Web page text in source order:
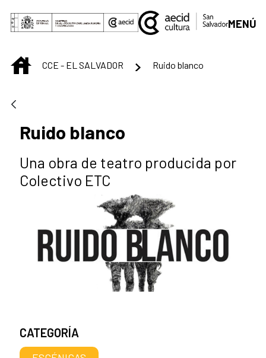
Saltar al contenido principal
MENÚ
INICIOCCE - EL SALVADOR Ruido blanco
Ruido blanco
Una obra de teatro producida por
Colectivo ETC
CATEGORÍA